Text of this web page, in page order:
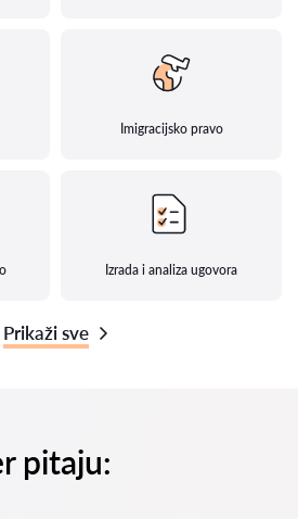
Imigracijsko pravo
Izrada i analiza ugovora
Prikaži sve
pitaju: